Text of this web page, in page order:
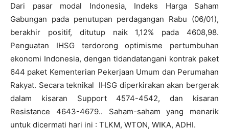
Dari pasar modal Indonesia, Indeks Harga Saham
Gabungan pada penutupan perdagangan Rabu (06/01),
berakhir positif, ditutup naik 1,12% pada 4608,98.
Penguatan IHSG terdorong optimisme pertumbuhan
ekonomi Indonesia, dengan tidandatangani kontrak paket
644 paket Kementerian Pekerjaan Umum dan Perumahan
Rakyat. Secara teknikal IHSG diperkirakan akan bergerak
dalam kisaran Support 4574-4542, dan kisaran
Resistance 4643-4679.. Saham-saham yang menarik
untuk dicermati hari ini : TLKM, WTON, WIKA, ADHI.